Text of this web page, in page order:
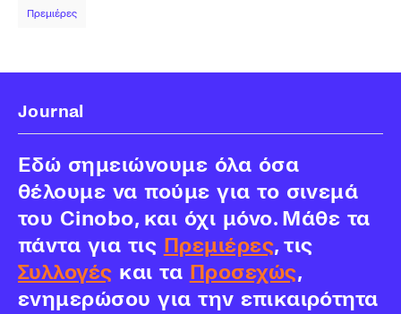
Πρεμιέρες
Journal
Εδώ σημειώνουμε όλα όσα
θέλουμε να πούμε για το σινεμά
του Cinobo, και όχι μόνο. Μάθε τα
πάντα για τις Πρεμιέρες, τις
Συλλογές και τα Προσεχώς,
ενημερώσου για την επικαιρότητα